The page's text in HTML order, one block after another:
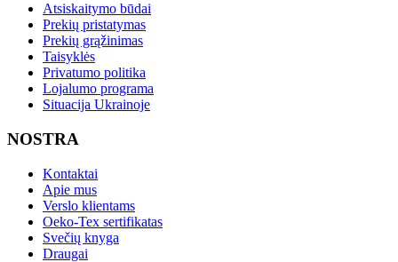
Atsiskaitymo būdai
Prekių pristatymas
Prekių grąžinimas
Taisyklės
Privatumo politika
Lojalumo programa
Situacija Ukrainoje
NOSTRA
Kontaktai
Apie mus
Verslo klientams
Oeko-Tex sertifikatas
Svečių knyga
Draugai